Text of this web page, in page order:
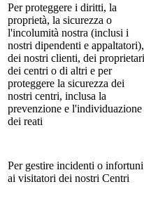
Per proteggere i diritti, la
proprietà, la sicurezza o
l'incolumità nostra (inclusi i
nostri dipendenti e appaltatori),
dei nostri clienti, dei proprietari
dei centri o di altri e per
proteggere la sicurezza dei
nostri centri, inclusa la
prevenzione e l'individuazione
dei reati
Per gestire incidenti o infortuni
ai visitatori dei nostri Centri